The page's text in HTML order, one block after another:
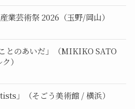
業芸術祭 2026（玉野/岡山）
とのあいだ」（MIKIKO SATO
）
」（そごう美術館 / 横浜）